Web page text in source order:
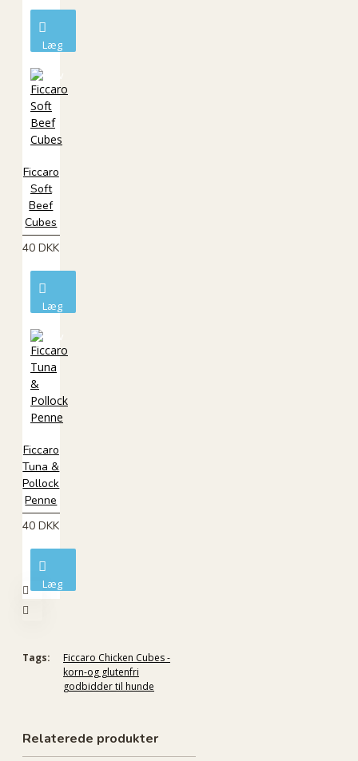
Læg
kurv
Ficcaro
Soft
Beef
Cubes
40 DKK
Læg
kurv
Ficcaro
Tuna &
Pollock
Penne
40 DKK
Læg
i
Tags:
Ficcaro Chicken Cubes -
korn-og glutenfri
godbidder til hunde
Relaterede produkter